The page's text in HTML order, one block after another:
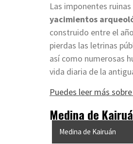
Las imponentes
yacimientos
construido entre el
pierdas las letrinas
así como numerosas
vida diaria de la
Puedes leer más
Medina de
Medina de Kairuán